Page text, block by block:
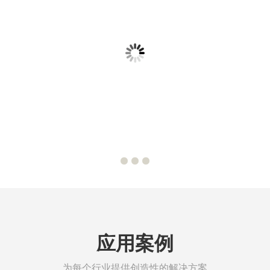
应用案例
为每个行业提供创造性的解决方案